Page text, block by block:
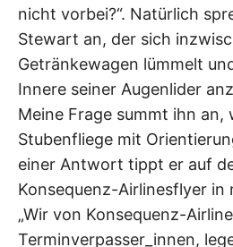
nicht vorbei?“. Natürlich
Stewart an, der sich
Getränkewagen lümmelt
Innere seiner Augenlider
Meine Frage summt ihn an,
Stubenfliege mit
einer Antwort tippt er auf
Konsequenz-Airlinesflyer in
„Wir von Konsequenz-
Terminverpasser_innen,